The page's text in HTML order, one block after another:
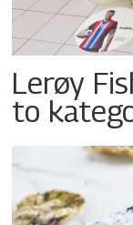
Lerøy
to